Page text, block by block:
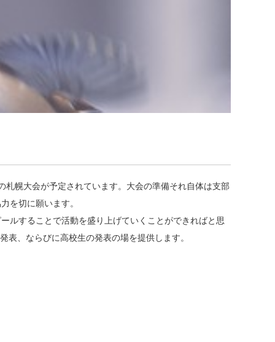
幌大会が予定されています。大会の準備それ自体は支部
を切に願います。
ルすることで活動を盛り上げていくことができればと思
、ならびに高校生の発表の場を提供します。